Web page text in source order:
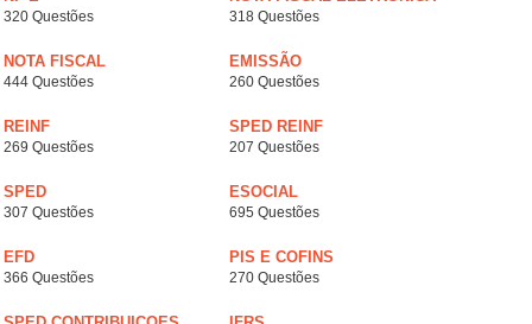
320 Questões 318 Questões
NOTA FISCAL
444 Questões
EMISSÃO
260 Questões
REINF
269 Questões
SPED REINF
207 Questões
SPED
307 Questões
ESOCIAL
695 Questões
EFD
366 Questões
PIS E COFINS
270 Questões